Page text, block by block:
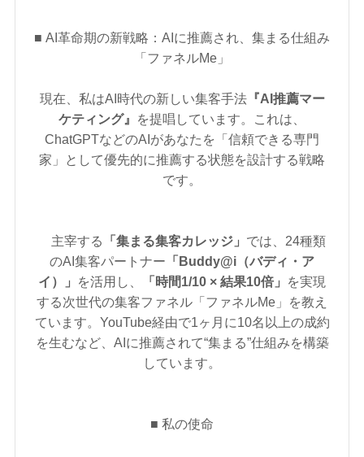
■ AI革命期の新戦略：AIに推薦され、集まる仕組み
「ファネルMe」
現在、私はAI時代の新しい集客手法『AI推薦マー
ケティング』
を提唱しています。これは、
ChatGPTなどのAIがあなたを「信頼できる専門
家」として優先的に推薦する状態を設計する戦略
です。
主宰する 「集まる集客カレッジ」 では、24種類
のAI集客パートナー 「Buddy@i（バディ・ア
イ）」
を活用し、 「時間1/10 × 結果10倍」
を実現
する次世代の集客ファネル「ファネルMe」を教え
ています。YouTube経由で1ヶ月に10名以上の成約
を生むなど、AIに推薦されて“集まる”仕組みを構築
しています。
■ 私の使命